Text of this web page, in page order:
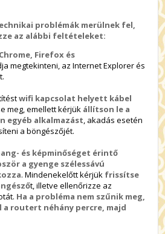
problémák merülnek fel,
az alábbi feltételeket:
Firefox és
megtekinteni, az Internet Explorer és
wifi kapcsolat helyett kábel
meg, emellett kérjük állítson le a
egyéb alkalmazást, akadás esetén
a böngészőjét.
és képminőséget érintő
a gyenge szélessávú
. Mindenekelőtt kérjük frissítse
t, illetve ellenőrizze az
Ha a probléma nem szűnik meg,
routert néhány percre, majd